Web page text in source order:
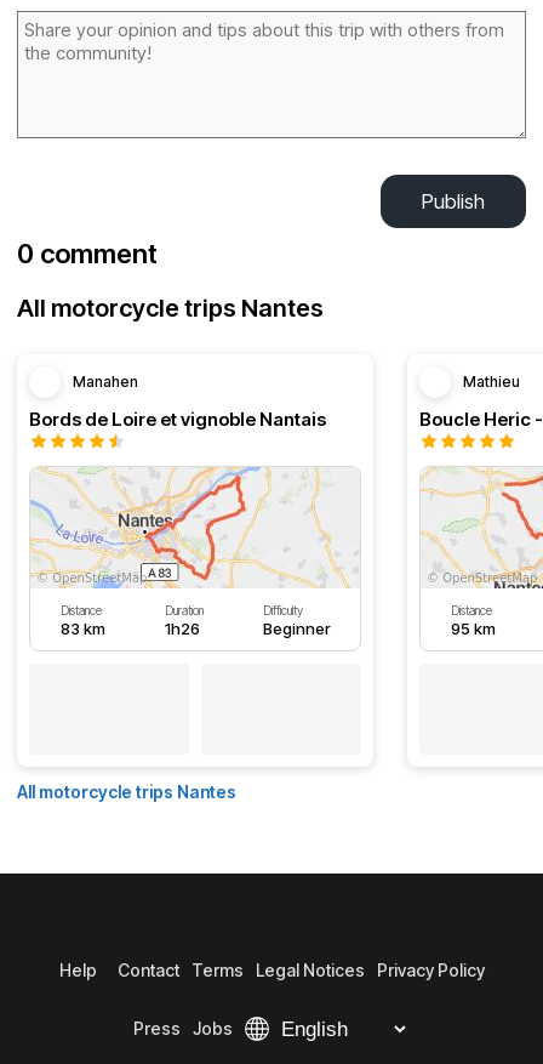
Publish
0 comment
All motorcycle trips Nantes
Manahen
Bords de Loire et vignoble Nantais
Distance
83 km
Duration
1h26
Difficulty
Beginner
Mathieu
Boucle Heric
Distance
95 km
All motorcycle trips Nantes
Help Contact Terms Legal Notices Privacy Policy
Press Jobs